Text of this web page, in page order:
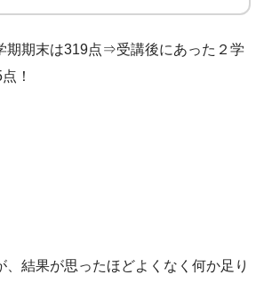
期期末は319点⇒受講後にあった２学
点！
、結果が思ったほどよくなく何か足り